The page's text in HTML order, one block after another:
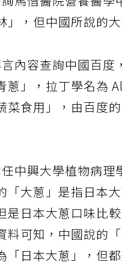
馬偕醫院營養醫
」，但中國所說的
內容查詢中國百
蔥」，拉丁學名為
菜食用」，由百度
中興大學植物病
「大蔥」是指日本
是日本大蔥口味比
料可知，中國說的